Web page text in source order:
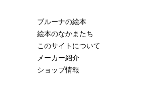
ブルーナの絵本
絵本のなかまたち
このサイトについて
メーカー紹介
ショップ情報